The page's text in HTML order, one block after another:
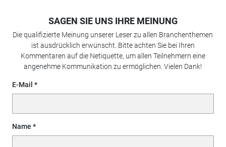
SAGEN SIE UNS IHRE MEINUNG
Die qualifizierte Meinung unserer Leser zu allen Branchenthemen
ist ausdrücklich erwünscht. Bitte achten Sie bei Ihren
Kommentaren auf die Netiquette, um allen Teilnehmern eine
angenehme Kommunikation zu ermöglichen. Vielen Dank!
E-Mail
Name